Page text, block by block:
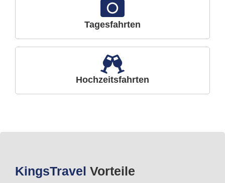
Tagesfahrten
Hochzeitsfahrten
KingsTravel Vorteile